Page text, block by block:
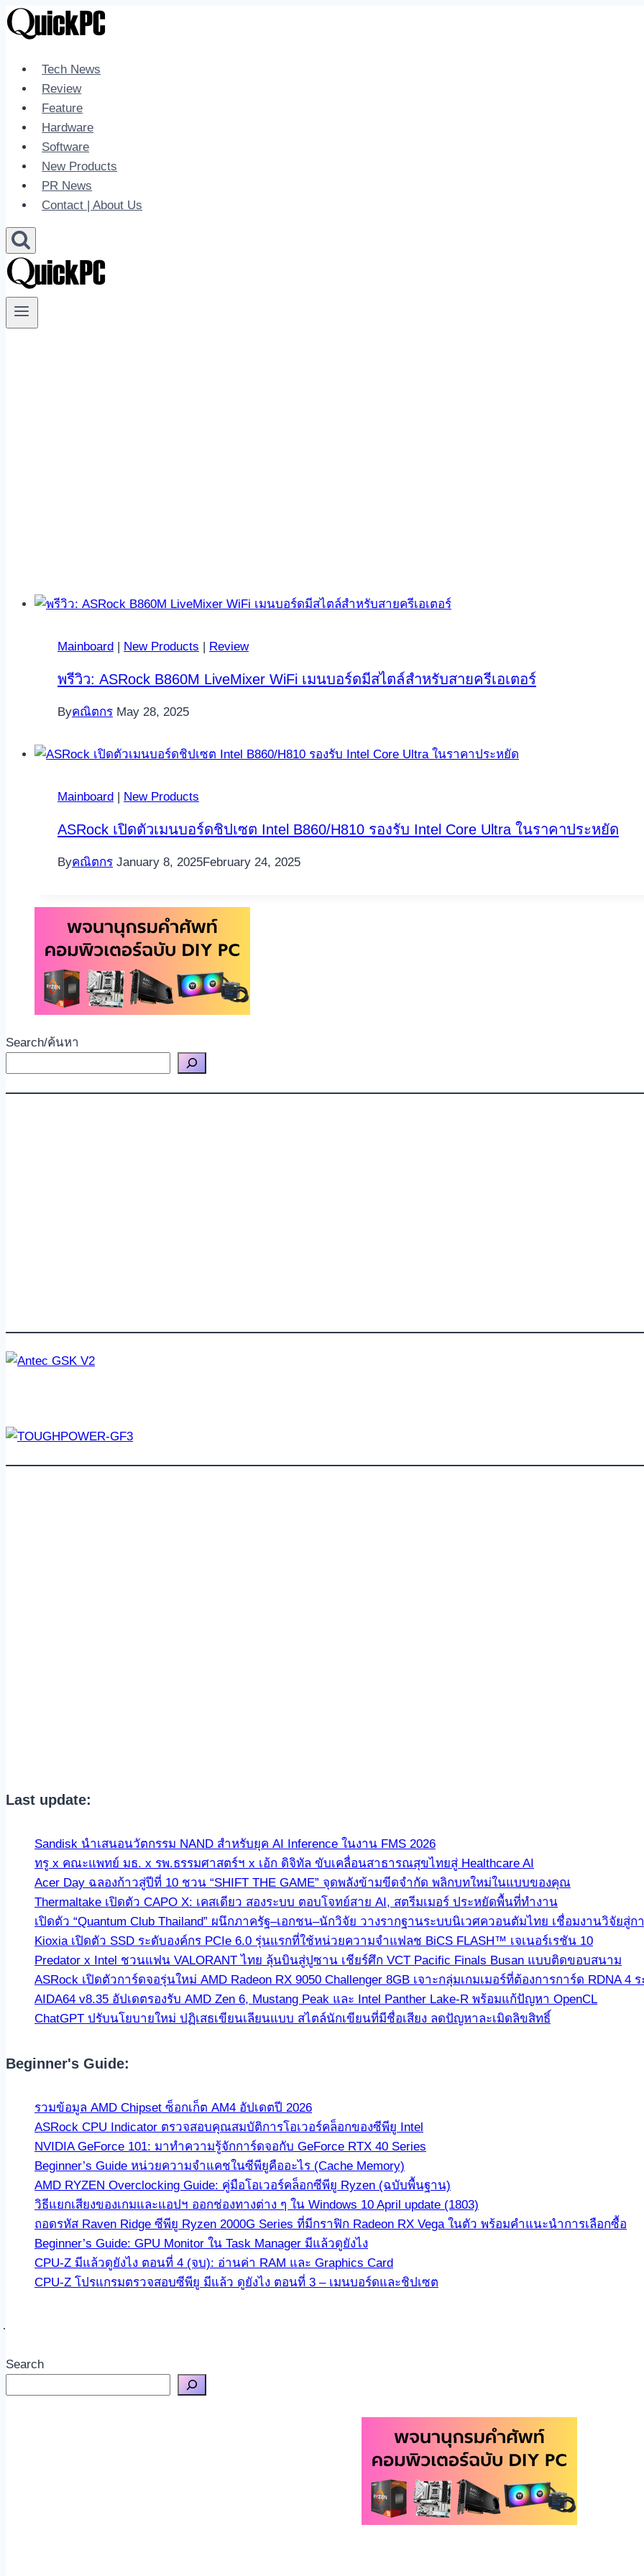
Skip
to
Tech News
Review
Feature
Hardware
Software
New Products
PR News
Contact | About Us
Mainboard New Products Review
พรีวิว: ASRock B860M LiveMixer WiFi เมนบอร์ดมีสไตล์สำหรับสายครีเอเตอร์
Byคณิตกร May 28, 2025
Mainboard | New Products
ASRock เปิดตัวเมนบอร์ดชิปเซต Intel B860/H810 รองรับ Intel Core Ultra ในราคาประหยัด
Byคณิตกร January 8, 2025February 24, 2025
Search/ค้นหา
Last update:
Sandisk นำเสนอนวัตกรรม NAND สำหรับยุค AI Inference ในงาน FMS 2026
ทรู x คณะแพทย์ มธ. x รพ.ธรรมศาสตร์ฯ x เอ้ก ดิจิทัล ขับเคลื่อนสาธารณสุขไทยสู่ Healthcare AI
Acer Day ฉลองก้าวสู่ปีที่ 10 ชวน “SHIFT THE GAME” จุดพลังข้ามขีดจำกัด พลิกบทใหม่ในแบบของคุณ
Thermaltake เปิดตัว CAPO X: เคสเดียว สองระบบ ตอบโจทย์สาย AI, สตรีมเมอร์ ประหยัดพื้นที่ทำงาน
เปิดตัว “Quantum Club Thailand” ผนึกภาครัฐ–เอกชน–นักวิจัย วางรากฐานระบบนิเวศควอนตัมไทย เชื่อมงานวิจัยสู่
Kioxia เปิดตัว SSD ระดับองค์กร PCIe 6.0 รุ่นแรกที่ใช้หน่วยความจำแฟลช BiCS FLASH™ เจเนอร์เรชัน 10
Predator x Intel ชวนแฟน VALORANT ไทย ลุ้นบินสู่ปูซาน เชียร์ศึก VCT Pacific Finals Busan แบบติดขอบสนาม
ASRock เปิดตัวการ์ดจอรุ่นใหม่ AMD Radeon RX 9050 Challenger 8GB เจาะกลุ่มเกมเมอร์ที่ต้องการการ์ด RDNA 4
AIDA64 v8.35 อัปเดตรองรับ AMD Zen 6, Mustang Peak และ Intel Panther Lake-R พร้อมแก้ปัญหา OpenCL
ChatGPT ปรับนโยบายใหม่ ปฏิเสธเขียนเลียนแบบ สไตล์นักเขียนที่มีชื่อเสียง ลดปัญหาละเมิดลิขสิทธิ์
Beginner's Guide:
รวมข้อมูล AMD Chipset ซ็อกเก็ต AM4 อัปเดตปี 2026
ASRock CPU Indicator ตรวจสอบคุณสมบัติการโอเวอร์คล็อกของซีพียู Intel
NVIDIA GeForce 101: มาทำความรู้จักการ์ดจอกับ GeForce RTX 40 Series
Beginner’s Guide หน่วยความจำแคชในซีพียูคืออะไร (Cache Memory)
AMD RYZEN Overclocking Guide: คู่มือโอเวอร์คล็อกซีพียู Ryzen (ฉบับพื้นฐาน)
วิธีแยกเสียงของเกมและแอปฯ ออกช่องทางต่าง ๆ ใน Windows 10 April update (1803)
ถอดรหัส Raven Ridge ซีพียู Ryzen 2000G Series ที่มีกราฟิก Radeon RX Vega ในตัว พร้อมคำแนะนำการเลือกซื้อ
Beginner’s Guide: GPU Monitor ใน Task Manager มีแล้วดูยังไง
CPU-Z มีแล้วดูยังไง ตอนที่ 4 (จบ): อ่านค่า RAM และ Graphics Card
CPU-Z โปรแกรมตรวจสอบซีพียู มีแล้ว ดูยังไง ตอนที่ 3 – เมนบอร์ดและชิปเซต
Search